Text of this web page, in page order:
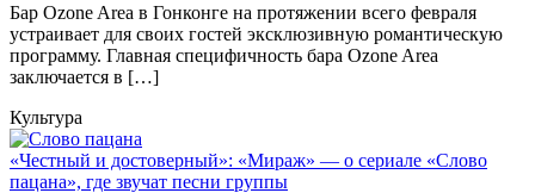
Бaр Ozone Area в Гонконге на протяжении всего февраля
устраивает для своих гостей эксклюзивную романтическую
программу. Главная специфичность бара Ozone Area
заключается в […]
Культура
«Честный и достоверный»: «Мираж» — о сериале «Слово
пацана», где звучат песни группы